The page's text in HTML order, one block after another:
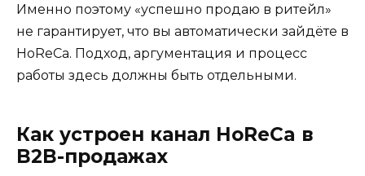
Именно поэтому «успешно продаю в ритейл»
не гарантирует, что вы автоматически зайдёте в
HoReCa. Подход, аргументация и процесс
работы здесь должны быть отдельными.
Как устроен канал HoReCa в
B2B-продажах